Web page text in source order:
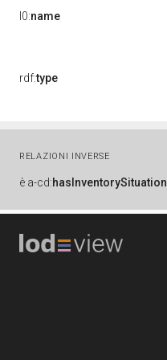
l0:name
rdf:type
RELAZIONI INVERSE
è a-cd:hasInventorySituation